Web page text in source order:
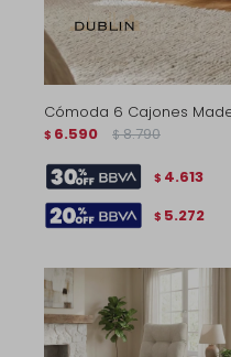
Cómoda 6 Cajones
$ 6.590 $ 8.790
$ 4.613
$ 5.272